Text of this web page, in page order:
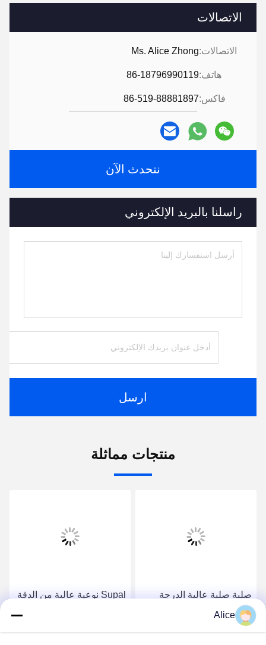
الاتصالات
الاتصالات:Ms. Alice Zhong
هاتف:86-18796990119
فاكس:86-519-88881897
نتحدث الآن
راسلنا بالبريد الإلكتروني
ارسل
منتجات مماثلة
صلبة صلبة عالية الدرجة
كربيد راوتر بيت لتطبيقات
صناعة الخشب الدقيقة
Supal نوعية عالية من الدقة
Alice